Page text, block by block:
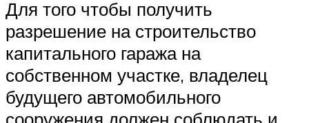
Для того чтобы получить
разрешение на строительство
капитального гаража на
собственном участке, владелец
будущего автомобильного